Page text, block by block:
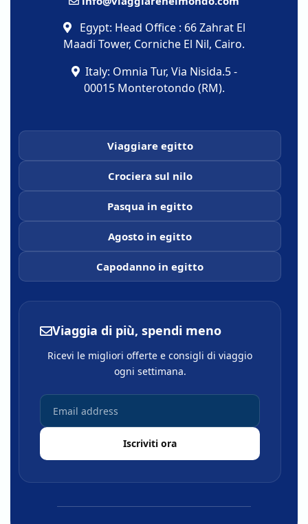
Egypt: Head Office : 66 Zahrat El
Maadi Tower, Corniche El Nil, Cairo.
Italy: Omnia Tur, Via Nisida.5 -
00015 Monterotondo (RM).
Viaggiare egitto
Crociera sul nilo
Pasqua in egitto
Agosto in egitto
Capodanno in egitto
Viaggia di più, spendi meno
Ricevi le migliori offerte e consigli di viaggio
ogni settimana.
Iscriviti ora